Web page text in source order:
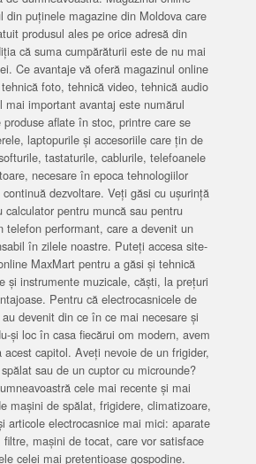
din puținele magazine din Moldova care
produsul ales pe orice adresă din
că suma cumpărăturii este de nu mai
Ce avantaje vă oferă magazinul online
foto, tehnică video, tehnică audio
mai important avantaj este numărul
produse aflate în stoc, printre care se
laptopurile și accesoriile care țin de
tastaturile, cablurile, telefoanele
necesare în epoca tehnologiilor
dezvoltare. Veți găsi cu ușurință
calculator pentru muncă sau pentru
telefon performant, care a devenit un
în zilele noastre. Puteți accesa site-
MaxMart pentru a găsi și tehnică
și instrumente muzicale, căști, la prețuri
Pentru că electrocasnicele de
devenit din ce în ce mai necesare și
și loc în casa fiecărui om modern, avem
acest capitol. Aveți nevoie de un frigider,
sau de un cuptor cu microunde?
cele mai recente și mai
mașini de spălat, frigidere, climatizoare,
articole electrocasnice mai mici: aparate
mașini de tocat, care vor satisface
celei mai pretențioase gospodine.